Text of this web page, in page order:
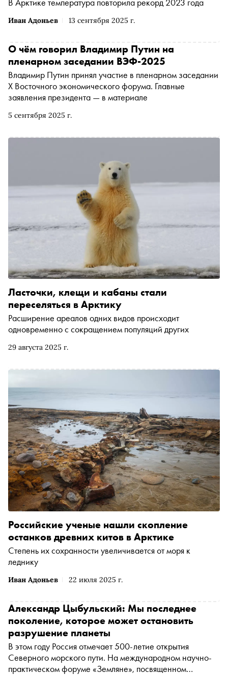
Иван Адоньев 13 сентября 2025 г.
5 сентября 2025 г.
О чём говорил Владимир Путин на
пленарном заседании ВЭФ-2025
Владимир Путин принял участие в пленарном заседании
X Восточного экономического форума. Главные
заявления президента — в материале
29 августа 2025 г.
Ласточки, клещи и кабаны стали
переселяться в Арктику
Расширение ареалов одних видов происходит
одновременно с сокращением популяций других
Иван Адоньев 22 июля 2025 г.
Российские ученые нашли скопление
останков древних китов в Арктике
Степень их сохранности увеличивается от моря к
леднику
Александр Цыбульский: Мы последнее
поколение, которое может остановить
разрушение планеты
В этом году Россия отмечает 500-летие открытия
Северного морского пути. На международном научно-
практическом форуме «Земляне», посвященном